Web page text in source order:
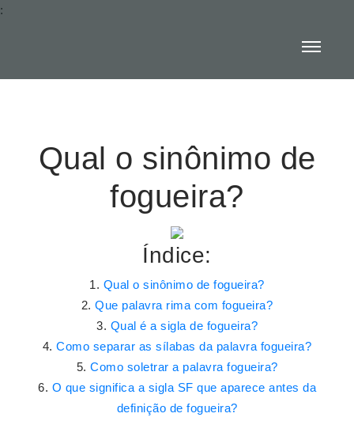
:
Qual o sinônimo de
fogueira?
Índice:
Qual o sinônimo de fogueira?
Que palavra rima com fogueira?
Qual é a sigla de fogueira?
Como separar as sílabas da palavra fogueira?
Como soletrar a palavra fogueira?
O que significa a sigla SF que aparece antes da
definição de fogueira?